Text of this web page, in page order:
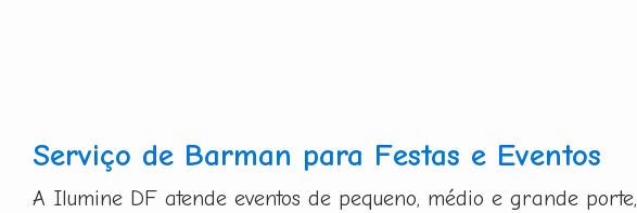
Serviço de Barman para Festas e Eventos
A Ilumine DF atende eventos de pequeno, médio e grande porte,